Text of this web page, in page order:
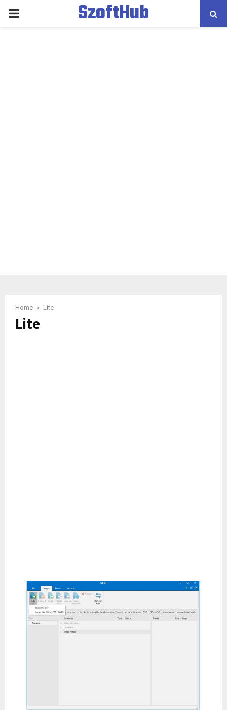
PRIMARY
SzoftHub
Home Lite
Lite